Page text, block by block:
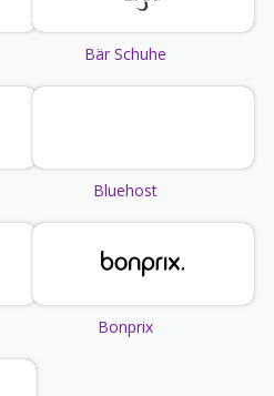
Bär Schuhe
Bluehost
Bonprix